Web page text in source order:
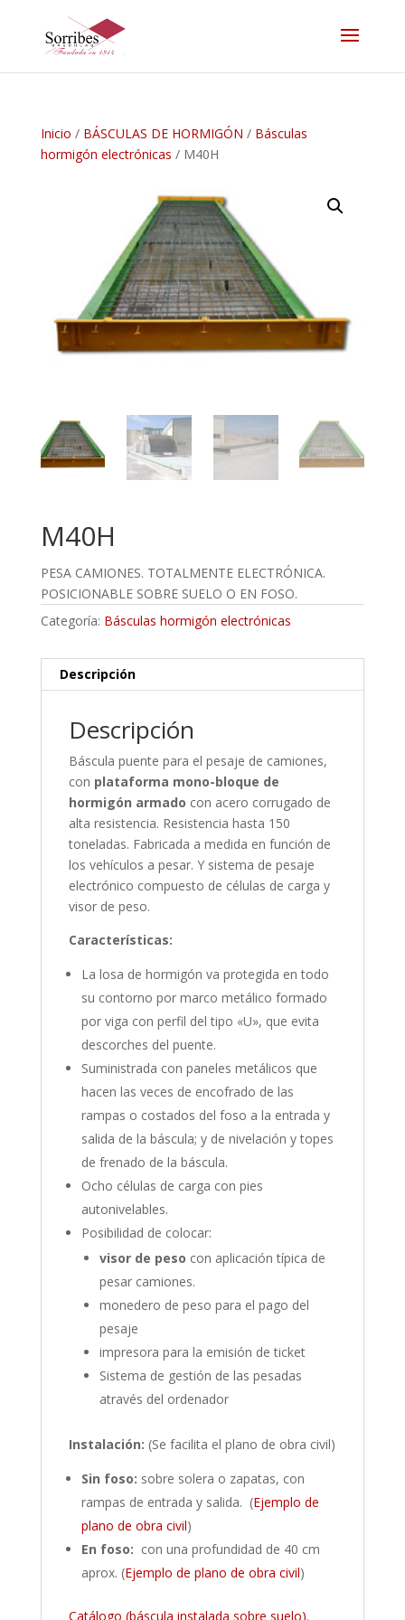
Inicio / BÁSCULAS DE HORMIGÓN / Básculas
hormigón electrónicas / M40H
M40H
PESA CAMIONES. TOTALMENTE ELECTRÓNICA.
POSICIONABLE SOBRE SUELO O EN FOSO.
Categoría: Básculas hormigón electrónicas
Descripción
Descripción
Báscula puente para el pesaje de camiones,
con plataforma mono-bloque de
hormigón armado con acero corrugado de
alta resistencia. Resistencia hasta 150
toneladas. Fabricada a medida en función de
los vehículos a pesar. Y sistema de pesaje
electrónico compuesto de células de carga y
visor de peso.
Características:
La losa de hormigón va protegida en todo
su contorno por marco metálico formado
por viga con perfil del tipo «U», que evita
descorches del puente.
Suministrada con paneles metálicos que
hacen las veces de encofrado de las
rampas o costados del foso a la entrada y
salida de la báscula; y de nivelación y topes
de frenado de la báscula.
Ocho células de carga con pies
autonivelables.
Posibilidad de colocar:
visor de peso con aplicación típica de
pesar camiones.
monedero de peso para el pago del
pesaje
impresora para la emisión de ticket
Sistema de gestión de las pesadas
através del ordenador
Instalación: (Se facilita el plano de obra civil)
Sin foso: sobre solera o zapatas, con
rampas de entrada y salida. (Ejemplo de
plano de obra civil)
En foso: con una profundidad de 40 cm
aprox. (Ejemplo de plano de obra civil)
Catálogo (báscula instalada sobre suelo).